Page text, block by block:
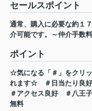
セールスポイント
通常、購入に必要な約１
介可能です。～仲介手数
ポイント
☆気になる「＃」をクリ
れます☆
＃日当たり良好
＃アクセス良好
＃八王
無料